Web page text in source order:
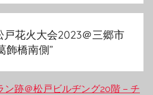
戸花火大会2023＠三郷市
飾橋南側”
ン跡＠松戸ビルヂング20階 – チ